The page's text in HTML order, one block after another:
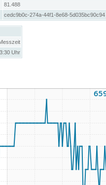
81.488
cedc9b0c-274a-44f1-8e68-5d035bc90c94
Uhr